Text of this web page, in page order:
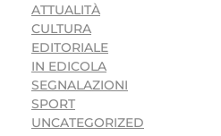
ATTUALITÀ
CULTURA
EDITORIALE
IN EDICOLA
SEGNALAZIONI
SPORT
UNCATEGORIZED